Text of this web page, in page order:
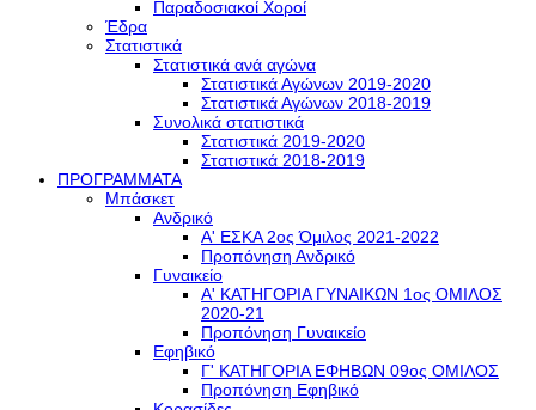
Παραδοσιακοί Χοροί
Έδρα
Στατιστικά
Στατιστικά ανά αγώνα
Στατιστικά Αγώνων 2019-2020
Στατιστικά Αγώνων 2018-2019
Συνολικά στατιστικά
Στατιστικά 2019-2020
Στατιστικά 2018-2019
ΠΡΟΓΡΑΜΜΑΤΑ
Μπάσκετ
Ανδρικό
Α' ΕΣΚΑ 2ος Όμιλος 2021-2022
Προπόνηση Ανδρικό
Γυναικείο
Α' ΚΑΤΗΓΟΡΙΑ ΓΥΝΑΙΚΩΝ 1ος ΟΜΙΛΟΣ
2020-21
Προπόνηση Γυναικείο
Εφηβικό
Γ' ΚΑΤΗΓΟΡΙΑ ΕΦΗΒΩΝ 09ος ΟΜΙΛΟΣ
Προπόνηση Εφηβικό